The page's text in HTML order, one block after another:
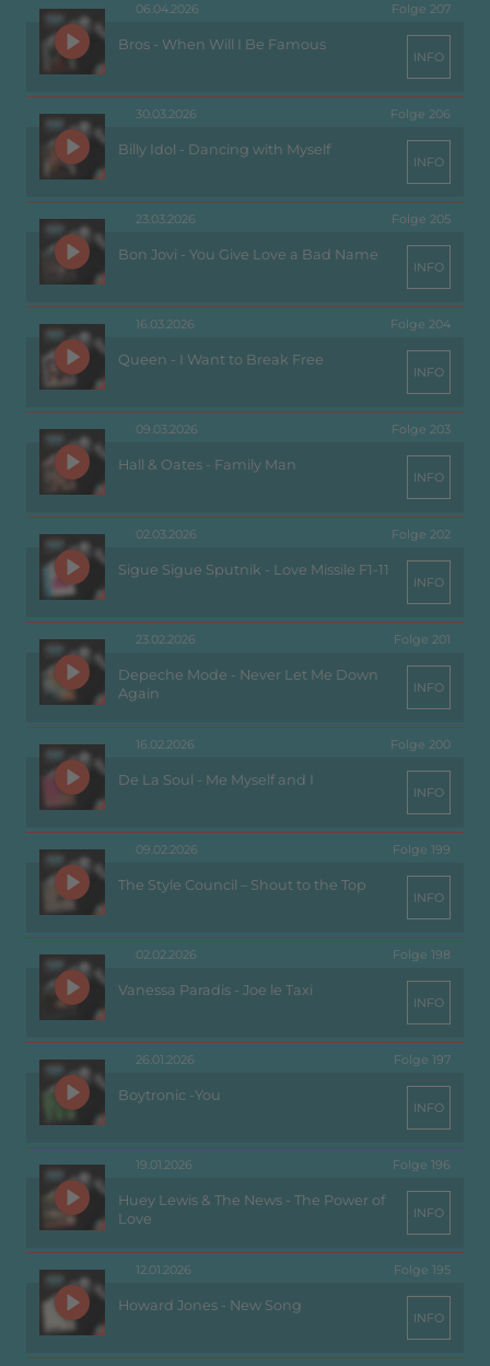
06.04.2026 Folge 207
Bros - When Will I Be Famous
INFO
30.03.2026 Folge 206
Billy Idol - Dancing with Myself
INFO
23.03.2026 Folge 205
Bon Jovi - You Give Love a Bad Name
INFO
16.03.2026 Folge 204
Queen - I Want to Break Free
INFO
09.03.2026 Folge 203
Hall & Oates - Family Man
INFO
02.03.2026 Folge 202
Sigue Sigue Sputnik - Love Missile F1-11
INFO
23.02.2026 Folge 201
Depeche Mode - Never Let Me Down
Again
INFO
16.02.2026 Folge 200
De La Soul - Me Myself and I
INFO
09.02.2026 Folge 199
The Style Council – Shout to the Top
INFO
02.02.2026 Folge 198
Vanessa Paradis - Joe le Taxi
INFO
26.01.2026 Folge 197
Boytronic -You
INFO
19.01.2026 Folge 196
Huey Lewis & The News - The Power of
Love
INFO
12.01.2026 Folge 195
Howard Jones - New Song
INFO